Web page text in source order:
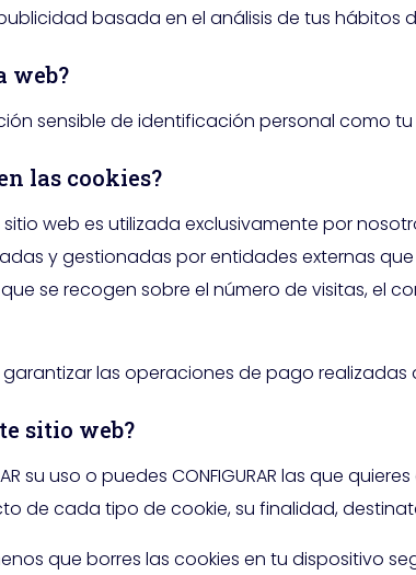
basada en el análisis de tus hábitos
web?
sensible de identificación personal como
las cookies?
web es utilizada exclusivamente por
y gestionadas por entidades externas
se recogen sobre el número de visitas, el
las operaciones de pago realizadas
sitio web?
su uso o puedes CONFIGURAR las que
de cada tipo de cookie, su finalidad,
que borres las cookies en tu dispositivo